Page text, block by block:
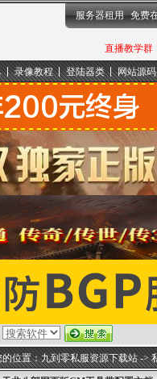
直播教学群
服务器租用 免费
录像教程 登陆器类 网站源码
的位置：九到零私服资源下载站->